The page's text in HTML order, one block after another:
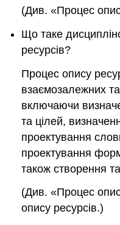
(Див. «Процес
Що таке
ресурсів?
Процес опису
взаємозалежних та
включаючи
та цілей,
проектування
проектування
також створення
(Див. «Процес
опису ресурсів.)